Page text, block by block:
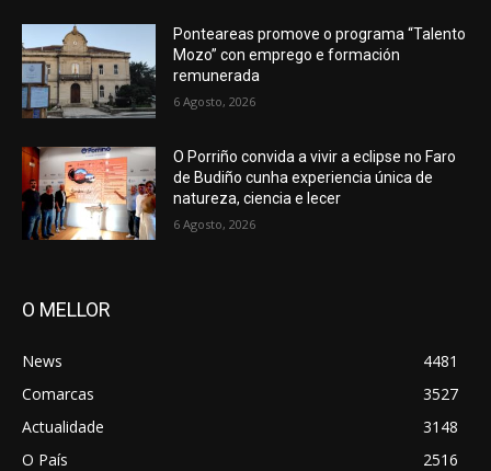
Ponteareas promove o programa “Talento
Mozo” con emprego e formación
remunerada
6 Agosto, 2026
O Porriño convida a vivir a eclipse no Faro
de Budiño cunha experiencia única de
natureza, ciencia e lecer
6 Agosto, 2026
O MELLOR
News
4481
Comarcas
3527
Actualidade
3148
O País
2516